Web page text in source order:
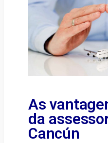
As
da
Cancún